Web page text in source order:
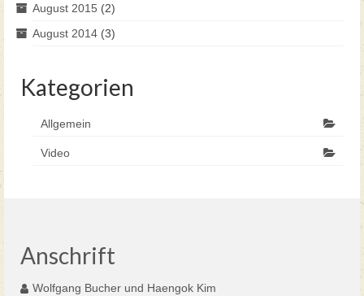
August 2015 (2)
August 2014 (3)
Kategorien
Allgemein
Video
Anschrift
Wolfgang Bucher und Haengok Kim